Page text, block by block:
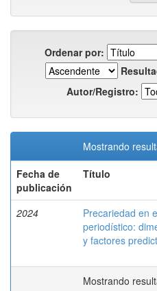
Ordenar por:
Autor/Registro:
Mostrando
Fecha de
publicación
Título
2024
Precariedad en
periodístico:
y factores
Mostrando